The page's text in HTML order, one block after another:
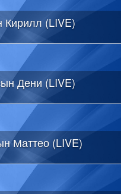
(LIVE)
Дени (LIVE)
Маттео (LIVE)